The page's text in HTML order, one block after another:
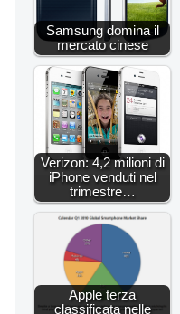
Samsung domina il
mercato cinese
Verizon: 4,2 milioni di
iPhone venduti nel
trimestre…
Apple terza
classificata nelle